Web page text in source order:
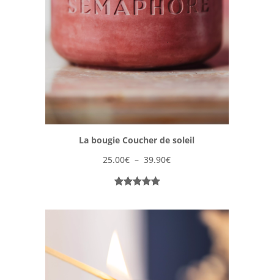
La bougie Coucher de soleil
25.00€ – 39.90€Plage
client